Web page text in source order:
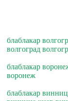
блаблакар
волгоград
блаблакар
воронеж
блаблакар